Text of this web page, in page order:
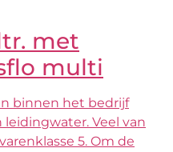
met
multi
binnen het bedrijf
Veel van
5. Om de